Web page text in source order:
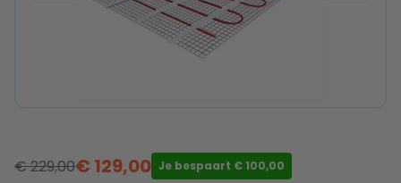
€229,00
Oorspronkelijke
€ 129,00
Huidige
Je bespaart € 100,00